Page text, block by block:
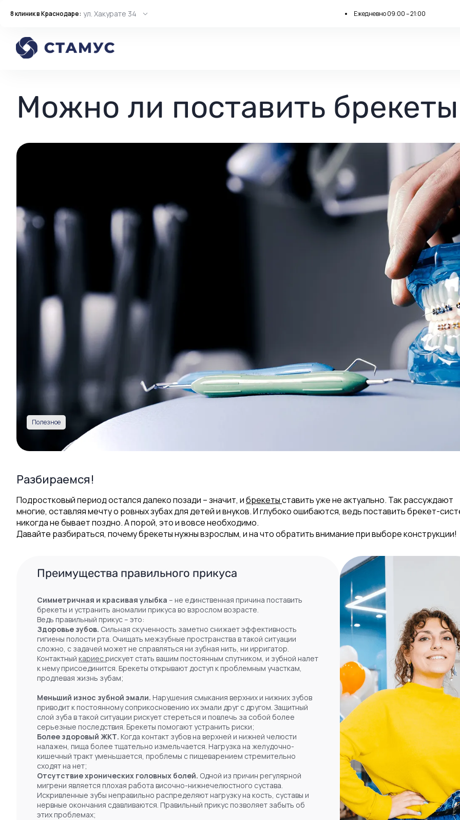
8 клиник в Краснодаре: ул. Хакурате 34 Ежедневно 09:00 – 21:00
Можно ли поставить
Полезное
Разбираемся!
Подростковый период остался далеко позади – значит, ибрекетыставить уже не актуально. Так рассуждают
многие, оставляя мечту о ровных зубах для детей и внуков. И глубоко ошибаются, ведь поставить брекет-
никогда не бывает поздно. А порой, это и вовсе необходимо.
Давайте разбираться, почему брекеты нужны взрослым, и на что обратить внимание при выборе конструкции!
Преимущества правильного прикуса
Симметричная и красивая улыбка – не единственная причина поставить
брекеты и устранить аномалии прикуса во взрослом возрасте.
Ведь правильный прикус – это:
Здоровье зубов. Сильная скученность заметно снижает эффективность
гигиены полости рта. Очищать межзубные пространства в такой ситуации
сложно, с задачей может не справляться ни зубная нить, ни ирригатор.
Контактный кариесрискует стать вашим постоянным спутником, и зубной налет
к нему присоединится. Брекеты открывают доступ к проблемным участкам,
продлевая жизнь зубам;
Меньший износ зубной эмали. Нарушения смыкания верхних и нижних зубов
приводит к постоянному соприкосновению их эмали друг с другом. Защитный
слой зуба в такой ситуации рискует стереться и повлечь за собой более
серьезные последствия. Брекеты помогают устранить риски;
Более здоровый ЖКТ. Когда контакт зубов на верхней и нижней челюсти
налажен, пища более тщательно измельчается. Нагрузка на желудочно-
кишечный тракт уменьшается, проблемы с пищеварением стремительно
сходят на нет;
Отсутствие хронических головных болей. Одной из причин регулярной
мигрени является плохая работа височно-нижнечелюстного сустава.
Искривленные зубы неправильно распределяют нагрузку на кость, суставы и
нервные окончания сдавливаются. Правильный прикус позволяет забыть об
этих проблемах;